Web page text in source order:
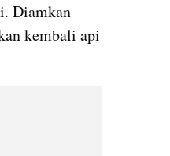
Diamkan
kembali api